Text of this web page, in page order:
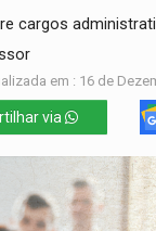
cargos
em : 16 de
via